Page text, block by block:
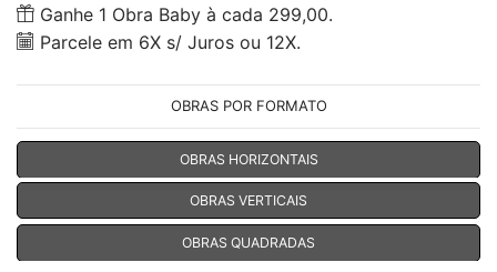
Ganhe 1 Obra Baby à cada 299,00.
Parcele em 6X s/ Juros ou 12X.
OBRAS POR FORMATO
OBRAS HORIZONTAIS
OBRAS VERTICAIS
OBRAS QUADRADAS